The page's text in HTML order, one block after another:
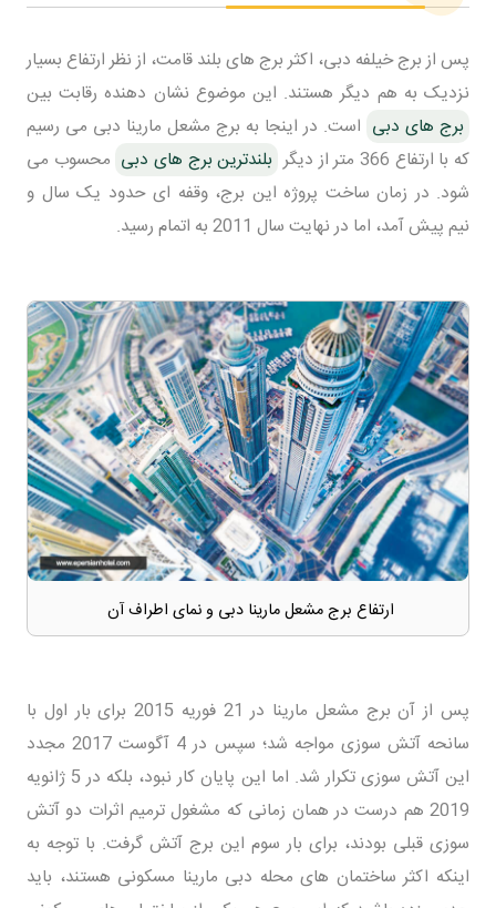
پس از برج خیلفه دبی، اکثر برج های بلند قامت، از نظر ارتفاع بسیار
نزدیک به هم دیگر هستند. این موضوع نشان دهنده رقابت بین
برج های دبی است. در اینجا به برج مشعل مارینا دبی می رسیم
که با ارتفاع 366 متر از دیگر
بلندترین برج های دبی محسوب می
شود. در زمان ساخت پروژه این برج، وقفه ای حدود یک سال و
نیم پیش آمد، اما در نهایت سال 2011 به اتمام رسید.
ارتفاع برج مشعل مارینا دبی و نمای اطراف آن
پس از آن برج مشعل مارینا در 21 فوریه 2015 برای بار اول با
سانحه آتش سوزی مواجه شد؛ سپس در 4 آگوست 2017 مجدد
این آتش سوزی تکرار شد. اما این پایان کار نبود، بلکه در 5 ژانویه
2019 هم درست در همان زمانی که مشغول ترمیم اثرات دو آتش
سوزی قبلی بودند، برای بار سوم این برج آتش گرفت. با توجه به
اینکه اکثر ساختمان های محله دبی مارینا مسکونی هستند، باید